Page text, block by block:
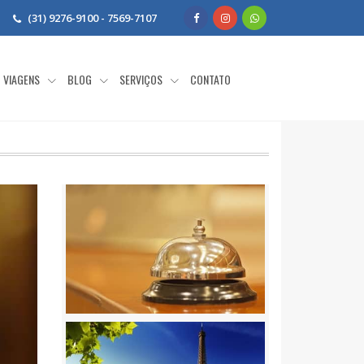
(31) 9276-9100 - 7569-7107
VIAGENS BLOG SERVIÇOS CONTATO